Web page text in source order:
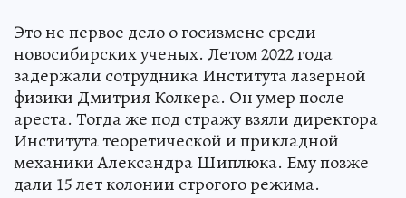
Это не первое дело о госизмене среди
новосибирских ученых. Летом 2022 года
задержали сотрудника Института лазерной
физики Дмитрия Колкера. Он умер после
ареста. Тогда же под стражу взяли директора
Института теоретической и прикладной
механики Александра Шиплюка. Ему позже
дали 15 лет колонии строгого режима.